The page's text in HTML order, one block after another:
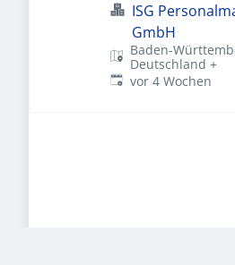
ISG
GmbH
Baden-
Deutschland +
Veröffentlicht:
vor 4 Wochen